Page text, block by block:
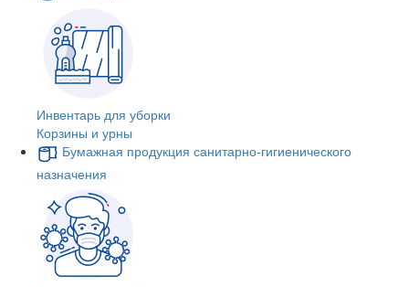
Инвентарь для уборки
Корзины и урны
Бумажная продукция санитарно-гигиенического
назначения